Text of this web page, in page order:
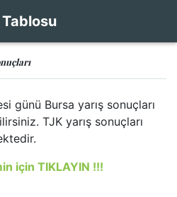
Tablosu
günü Bursa yarış sonuçları
TJK yarış sonuçları
için TIKLAYIN !!!